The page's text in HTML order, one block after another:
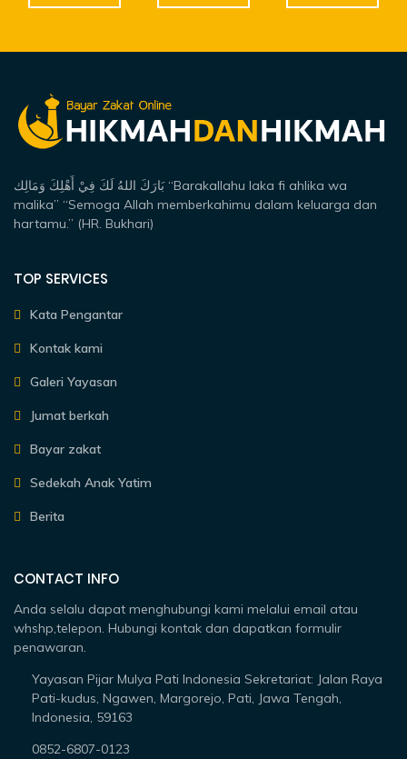
بَارَكَ اللهُ لَكَ فِيْ أَهْلِكَ وَمَالِك “Barakallahu laka fi ahlika wa
malika” “Semoga Allah memberkahimu dalam keluarga dan
hartamu.” (HR. Bukhari)
TOP SERVICES
Kata Pengantar
Kontak kami
Galeri Yayasan
Jumat berkah
Bayar zakat
Sedekah Anak Yatim
Berita
CONTACT INFO
Anda selalu dapat menghubungi kami melalui email atau
whshp,telepon. Hubungi kontak dan dapatkan formulir
penawaran.
Yayasan Pijar Mulya Pati Indonesia Sekretariat: Jalan Raya
Pati-kudus, Ngawen, Margorejo, Pati, Jawa Tengah,
Indonesia, 59163
0852-6807-0123